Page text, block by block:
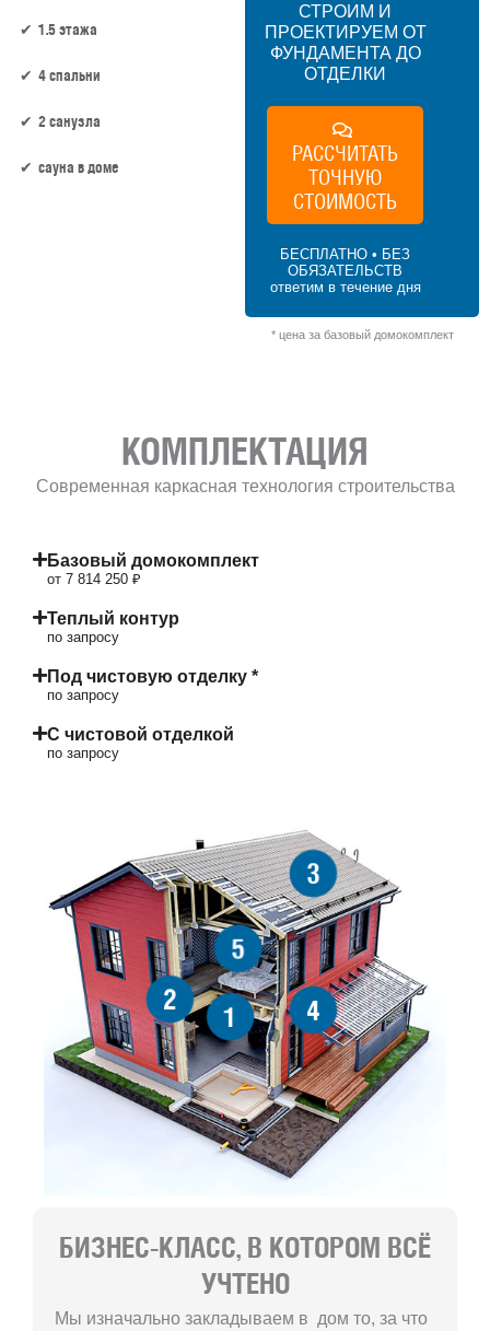
1.5 этажа
4 спальни
2 санузла
сауна в доме
СТРОИМ И
ПРОЕКТИРУЕМ ОТ
ФУНДАМЕНТА ДО
ОТДЕЛКИ
РАССЧИТАТЬ
ТОЧНУЮ
СТОИМОСТЬ
БЕСПЛАТНО • БЕЗ
ОБЯЗАТЕЛЬСТВ
ответим в течение дня
* цена за базовый домокомплект
КОМПЛЕКТАЦИЯ
Современная каркасная технология строительства
Базовый домокомплект
от 7 814 250 ₽
Теплый контур
по запросу
Под чистовую отделку *
по запросу
С чистовой отделкой
по запросу
1
2
3
4
5
БИЗНЕС-КЛАСС, В КОТОРОМ ВСЁ
УЧТЕНО
Мы изначально закладываем в дом то, за что